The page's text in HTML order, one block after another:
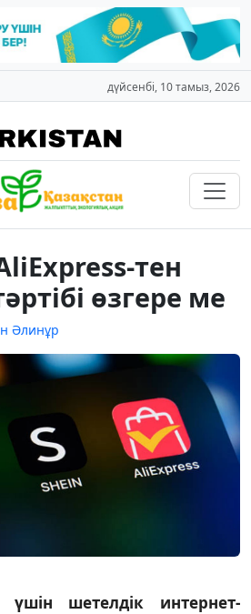
дүйсенбі, 10 тамыз, 2026
тен
өзгере ме
Әлинұр
үшін шетелдік интернет-